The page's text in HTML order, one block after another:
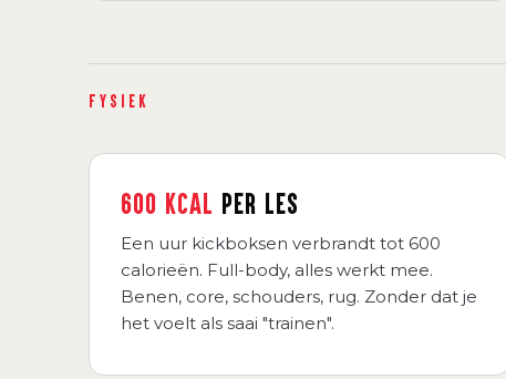
FYSIEK
600 KCAL PER LES
Een uur kickboksen verbrandt tot 600
calorieën. Full-body, alles werkt mee.
Benen, core, schouders, rug. Zonder dat je
het voelt als saai "trainen".